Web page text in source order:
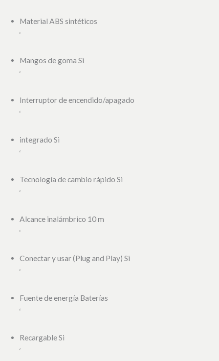
Material ABS sintéticos
‘
Mangos de goma Si
‘
Interruptor de encendido/apagado
‘
integrado Si
‘
Tecnología de cambio rápido Si
‘
Alcance inalámbrico 10 m
‘
Conectar y usar (Plug and Play) Si
‘
Fuente de energía Baterías
‘
Recargable Si
‘